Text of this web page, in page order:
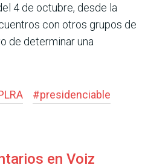
4 de octubre, desde la
con otros grupos de
de determinar una
#presidenciable
en Voiz